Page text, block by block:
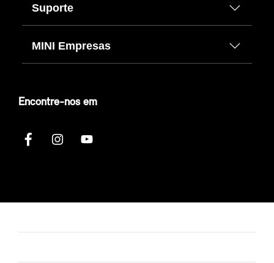
Suporte
MINI Empresas
Encontre-nos em